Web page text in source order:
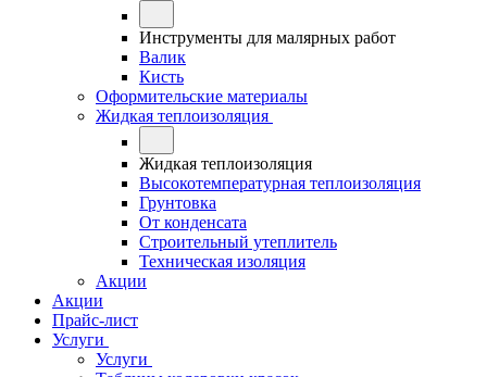
Инструменты для малярных работ
Валик
Кисть
Оформительские материалы
Жидкая теплоизоляция
Жидкая теплоизоляция
Высокотемпературная теплоизоляция
Грунтовка
От конденсата
Строительный утеплитель
Техническая изоляция
Акции
Акции
Прайс-лист
Услуги
Услуги